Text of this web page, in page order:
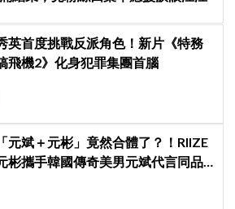
英首度挑戰反派角色！新片《特務
飛機2》化身犯罪集團首腦
「元斌＋元彬」竟然合體了？！RIIZE
彬攜手韓國傳奇美男元斌代言同品